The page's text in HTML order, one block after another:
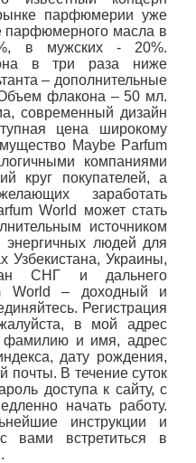
парфюмерии уже
парфюмерного масла в
в мужских - 20%.
в три раза ниже
– дополнительные
флакона – 50 мл.
современный дизайн
цена широкому
Maybe Parfum
компаниями
круг покупателей, а
заработать
World может стать
источником
людей для
Узбекистана, Украины,
СНГ и дальнего
World – доходный и
Регистрация
в мой адрес
и имя, адрес
дату рождения,
почты. В течение суток
доступа к сайту, с
начать работу.
инструкции и
вами встретиться в